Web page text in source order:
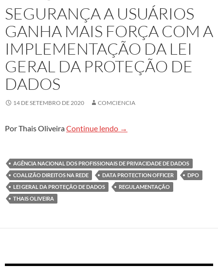
SEGURANÇA A USUÁRIOS
GANHA MAIS FORÇA COM A
IMPLEMENTAÇÃO DA LEI
GERAL DA PROTEÇÃO DE
DADOS
14 DE SETEMBRO DE 2020 COMCIENCIA
Por Thais OliveiraContinue lendo Segurança a usuários ganha
→
AGÊNCIA NACIONAL DOS PROFISSIONAIS DE PRIVACIDADE DE DADOS
COALIZÃO DIREITOS NA REDE
DATA PROTECTION OFFICER
DPO
LEI GERAL DA PROTEÇÃO DE DADOS
REGULAMENTAÇÃO
THAIS OLIVEIRA